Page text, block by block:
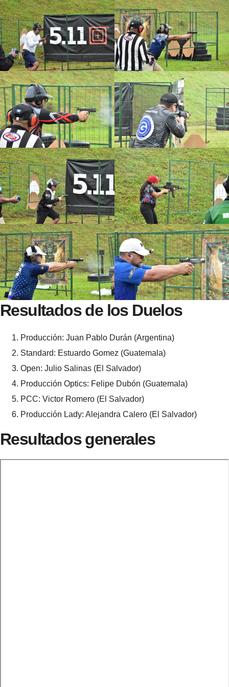
Resultados de los Duelos
Producción: Juan Pablo Durán (Argentina)
Standard: Estuardo Gomez (Guatemala)
Open: Julio Salinas (El Salvador)
Producción Optics: Felipe Dubón (Guatemala)
PCC: Victor Romero (El Salvador)
Producción Lady: Alejandra Calero (El Salvador)
Resultados generales